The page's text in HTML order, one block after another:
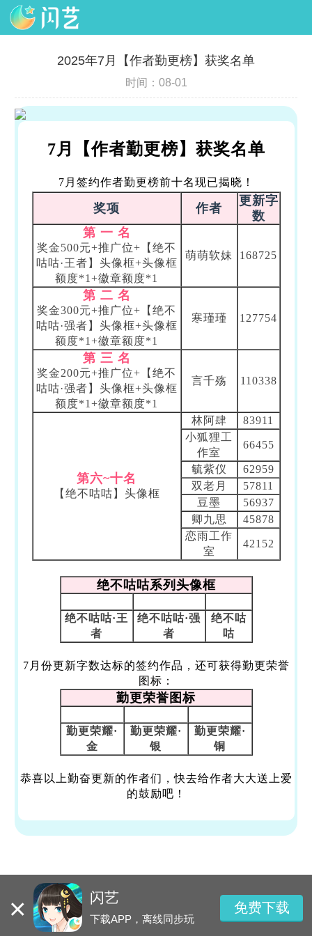
2025年7月【作者勤更榜】获奖名单
时间：08-01
7月【作者勤更榜】获奖名单
7月签约作者勤更榜前十名现已揭晓！
奖项 作者
更新字
数
第 一 名
奖金500元+推广位+【绝不
咕咕·王者】头像框+头像框
额度*1+徽章额度*1
萌萌软妹 168725
第 二 名
奖金300元+推广位+【绝不
咕咕·强者】头像框+头像框
额度*1+徽章额度*1
寒瑾瑾 127754
第 三 名
奖金200元+推广位+ 【绝不
咕咕·强者】头像框+头像框
额度*1+徽章额度*1
言千殇 110338
第六~十名
【绝不咕咕】头像框
林阿肆
83911
小狐狸工
作室
66455
毓紫仪
62959
双老月
57811
豆墨
56937
卿九思
45878
恋雨工作
室
42152
绝不咕咕系列头像框
绝不咕咕·王
者
绝不咕咕·强
者
绝不咕
咕
7月份更新字数达标的签约作品，还可获得勤更荣誉
图标：
勤更荣誉图标
勤更荣耀·
金
勤更荣耀·
银
勤更荣耀·
铜
恭喜以上勤奋更新的作者们，快去给作者大大送上爱
的鼓励吧！
× 闪艺
下载APP，离线同步玩
免费下载